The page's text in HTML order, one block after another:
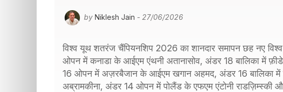
by Niklesh Jain - 27/06/2026
विश्व यूथ शतरंज चैंपियनशिप 2026 का शानदार समापन छह नए
ओपन में कनाडा के आईएम एंथनी अतानासोव, अंडर 18 बालिका में
16 ओपन में अज़रबैजान के आईएम खगान अहमद, अंडर 16 बालिका में
अब्रामकीना, अंडर 14 ओपन में पोलैंड के एफएम एंटोनी राडज़िम्स्की